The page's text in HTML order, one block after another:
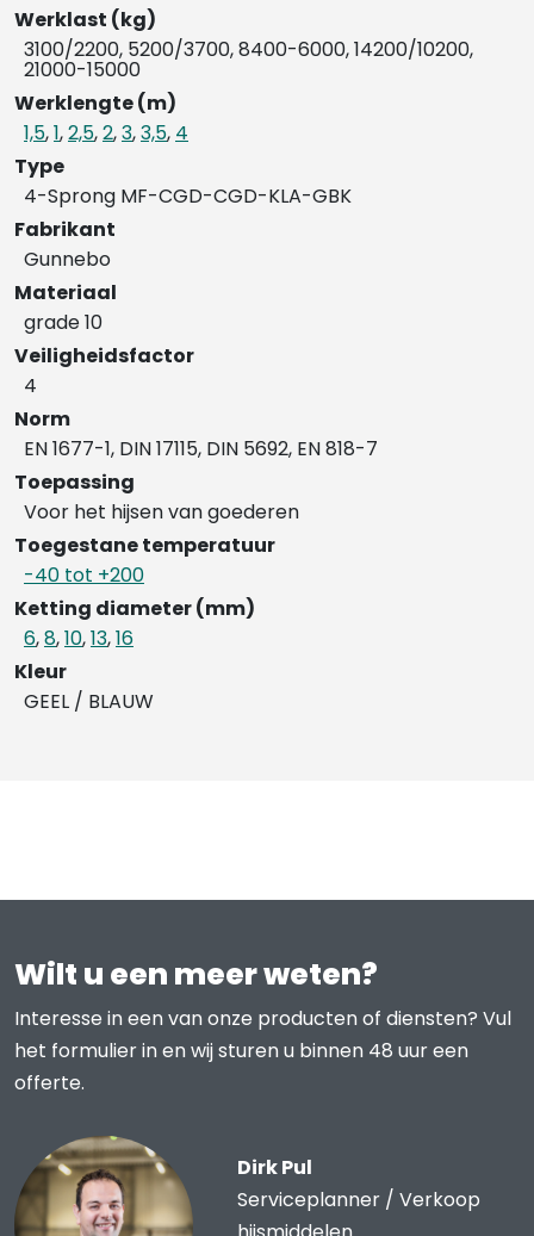
Werklast (kg)
3100/2200, 5200/3700, 8400-6000, 14200/10200,
21000-15000
Werklengte (m)
1,5,1,2,5,2,3,3,5, 4
Type
4-Sprong MF-CGD-CGD-KLA-GBK
Fabrikant
Gunnebo
Materiaal
grade 10
Veiligheidsfactor
4
Norm
EN 1677-1, DIN 17115, DIN 5692, EN 818-7
Toepassing
Voor het hijsen van goederen
Toegestane temperatuur
-40 tot +200
Ketting diameter (mm)
6,8,10,13,16
Kleur
GEEL / BLAUW
Wilt u een meer weten?
Interesse in een van onze producten of diensten? Vul
het formulier in en wij sturen u binnen 48 uur een
offerte.
Dirk Pul
Serviceplanner / Verkoop